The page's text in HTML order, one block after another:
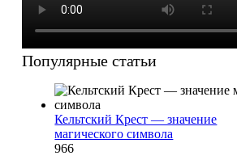
Популярные статьи
Кельтский Крест — значение
магического символа
966